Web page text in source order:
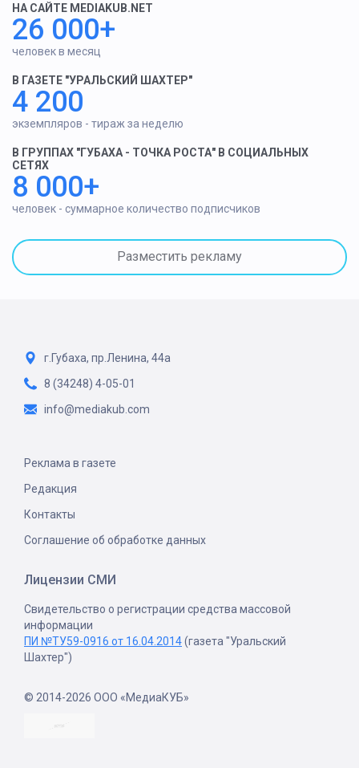
НА САЙТЕ MEDIAKUB.NET
26 000+
человек в месяц
В ГАЗЕТЕ "УРАЛЬСКИЙ ШАХТЕР"
4 200
экземпляров - тираж за неделю
В ГРУППАХ "ГУБАХА - ТОЧКА РОСТА" В СОЦИАЛЬНЫХ
СЕТЯХ
8 000+
человек - суммарное количество подписчиков
Разместить рекламу
г.Губаха, пр.Ленина, 44а
8 (34248) 4-05-01
info@mediakub.com
Реклама в газете
Редакция
Контакты
Соглашение об обработке данных
Лицензии СМИ
Свидетельство о регистрации средства массовой
информации
ПИ №ТУ59-0916 от 16.04.2014(газета "Уральский
Шахтер")
© 2014-2026 ООО «МедиаКУБ»